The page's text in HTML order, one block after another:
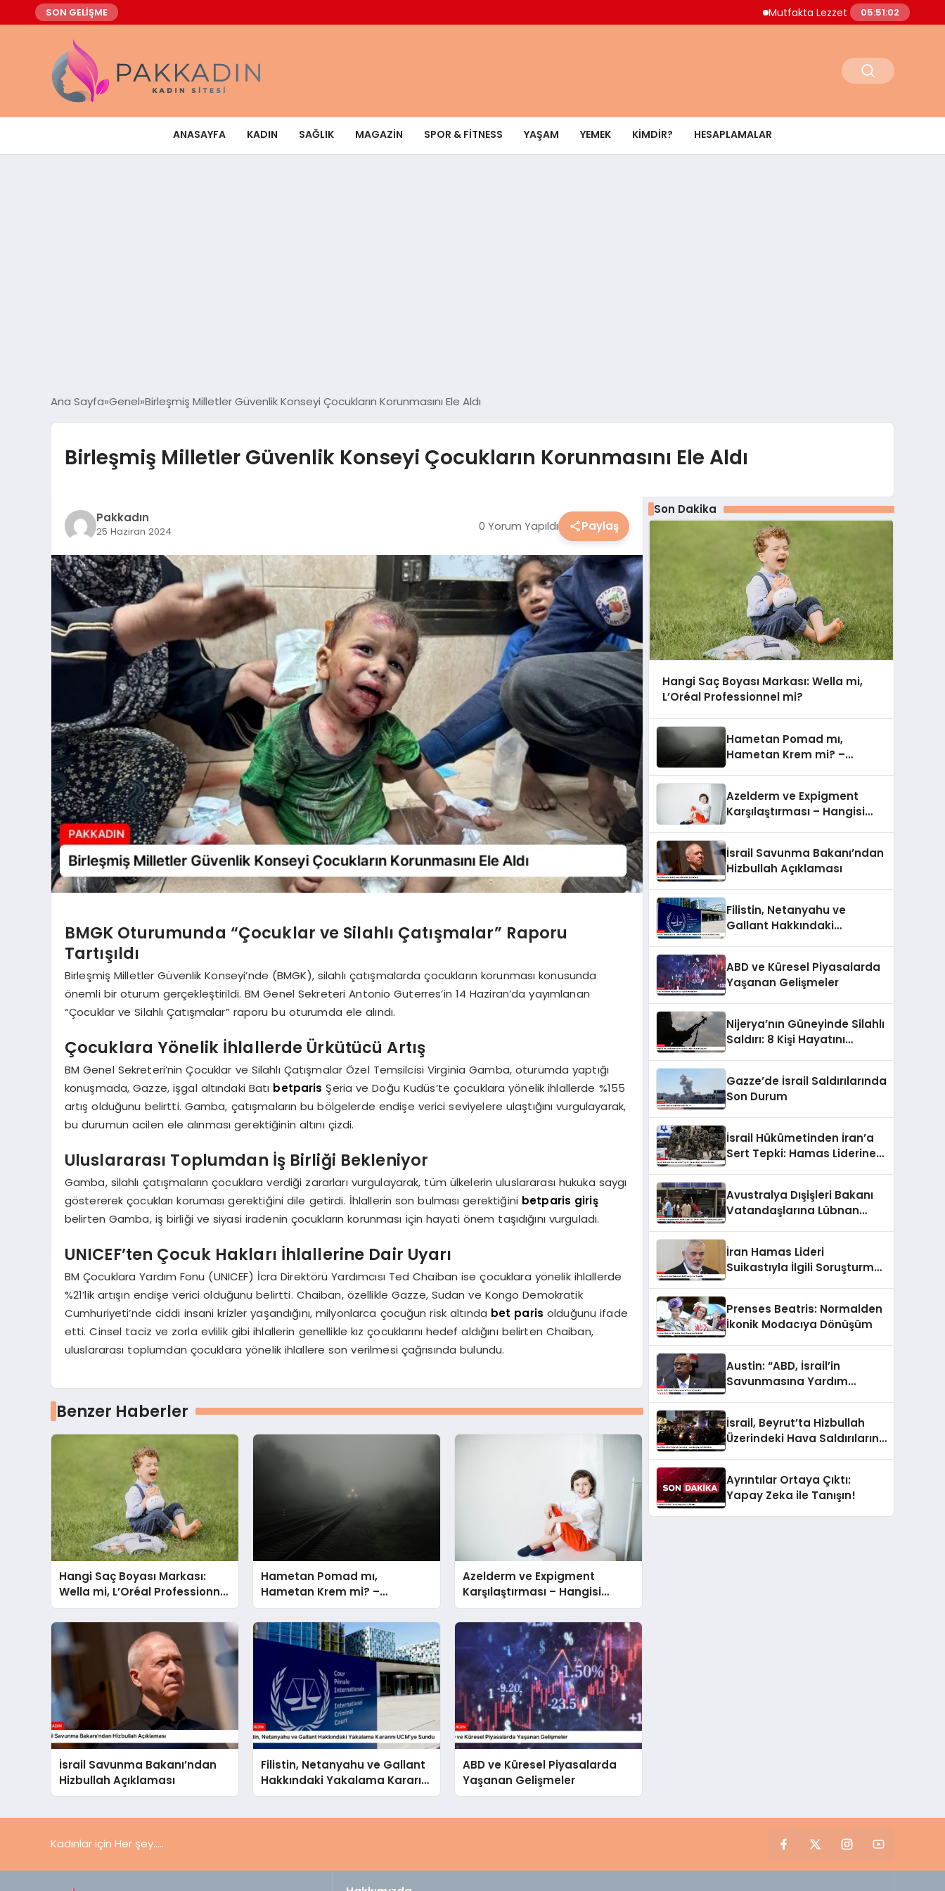
SON GELİŞME Mutfakta Lezzet ve Estetiğin Ritmi:
05:51:03
ANASAYFA KADIN SAĞLIK MAGAZIN SPOR & FITNESS YAŞAM YEMEK KIMDIR? HESAPLAMALAR
Ana Sayfa Genel Birleşmiş Milletler Güvenlik Konseyi Çocukların Korunmasını Ele Aldı
Birleşmiş Milletler Güvenlik Konseyi Çocukların Korunmasını Ele Aldı
Pakkadın
25 Haziran 2024 0 Yorum Yapıldı Paylaş
BMGK Oturumunda “Çocuklar ve Silahlı Çatışmalar” Raporu
Tartışıldı
Birleşmiş Milletler Güvenlik Konseyi’nde (BMGK), silahlı çatışmalarda çocukların korunması konusunda
önemli bir oturum gerçekleştirildi. BM Genel Sekreteri Antonio Guterres’in 14 Haziran’da yayımlanan
“Çocuklar ve Silahlı Çatışmalar” raporu bu oturumda ele alındı.
Çocuklara Yönelik İhlallerde Ürkütücü Artış
BM Genel Sekreteri’nin Çocuklar ve Silahlı Çatışmalar Özel Temsilcisi Virginia Gamba, oturumda yaptığı
konuşmada, Gazze, işgal altındaki Batı betparis Şeria ve Doğu Kudüs’te çocuklara yönelik ihlallerde %155
artış olduğunu belirtti. Gamba, çatışmaların bu bölgelerde endişe verici seviyelere ulaştığını vurgulayarak,
bu durumun acilen ele alınması gerektiğinin altını çizdi.
Uluslararası Toplumdan İş Birliği Bekleniyor
Gamba, silahlı çatışmaların çocuklara verdiği zararları vurgulayarak, tüm ülkelerin uluslararası hukuka saygı
göstererek çocukları koruması gerektiğini dile getirdi. İhlallerin son bulması gerektiğini betparis giriş
belirten Gamba, iş birliği ve siyasi iradenin çocukların korunması için hayati önem taşıdığını vurguladı.
UNICEF’ten Çocuk Hakları İhlallerine Dair Uyarı
BM Çocuklara Yardım Fonu (UNICEF) İcra Direktörü Yardımcısı Ted Chaiban ise çocuklara yönelik ihlallerde
%21’lik artışın endişe verici olduğunu belirtti. Chaiban, özellikle Gazze, Sudan ve Kongo Demokratik
Cumhuriyeti’nde ciddi insani krizler yaşandığını, milyonlarca çocuğun risk altında bet paris olduğunu ifade
etti. Cinsel taciz ve zorla evlilik gibi ihlallerin genellikle kız çocuklarını hedef aldığını belirten Chaiban,
uluslararası toplumdan çocuklara yönelik ihlallere son verilmesi çağrısında bulundu.
Benzer Haberler
Hangi Saç Boyası Markası:
Wella mi, L’Oréal Professionnel
mi?
Hametan Pomad mı,
Hametan Krem mi? –
Hangisini Seçmeli?
Azelderm ve Expigment
Karşılaştırması – Hangisi
Daha Etkili Leke Karşıtıdır?
İsrail Savunma Bakanı’ndan
Hizbullah Açıklaması
Filistin, Netanyahu ve Gallant
Hakkındaki Yakalama Kararını
UCM’ye Sundu
ABD ve Küresel Piyasalarda
Yaşanan Gelişmeler
Son Dakika
Hangi Saç Boyası Markası: Wella mi,
L’Oréal Professionnel mi?
Hametan Pomad mı,
Hametan Krem mi? –
Azelderm ve Expigment
Karşılaştırması – Hangisi
İsrail Savunma Bakanı’ndan
Hizbullah Açıklaması
Filistin, Netanyahu ve
Gallant Hakkındaki
ABD ve Küresel Piyasalarda
Yaşanan Gelişmeler
Nijerya’nın Güneyinde Silahlı
Saldırı: 8 Kişi Hayatını
Gazze’de İsrail Saldırılarında
Son Durum
İsrail Hükümetinden İran’a
Sert Tepki: Hamas Liderine
Avustralya Dışişleri Bakanı
Vatandaşlarına Lübnan
İran Hamas Lideri
Suikastıyla İlgili Soruşturma
Prenses Beatris: Normalden
İkonik Modacıya Dönüşüm
Austin: “ABD, İsrail’in
Savunmasına Yardım
İsrail, Beyrut’ta Hizbullah
Üzerindeki Hava Saldırılarını
Ayrıntılar Ortaya Çıktı:
Yapay Zeka ile Tanışın!
Kadınlar için Her şey.....